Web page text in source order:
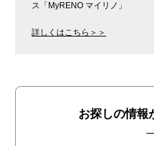
ス「MyRENO マイリノ」
詳しくはこちら＞＞
お探しの情報